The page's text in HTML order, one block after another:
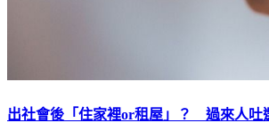
出社會後「住家裡or租屋」？ 過來人吐